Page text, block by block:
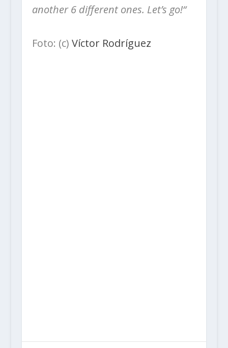
another 6 different ones. Let’s go!“
Foto: (c) Víctor Rodríguez